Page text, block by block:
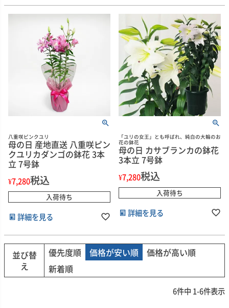
八重咲ピンクユリ
母の日 産地直送 八重咲ピン
クユリカダンゴの鉢花 3本
立 7号鉢
¥7,280税込
入荷待ち
詳細を見る
「ユリの女王」とも呼ばれ、純白の大輪のお
花の鉢花
母の日 カサブランカの鉢花
3本立 7号鉢
¥7,280税込
入荷待ち
詳細を見る
並び替
え
優先度順 価格が安い順
価格が高い順
新着順
6件中 1-6件表示